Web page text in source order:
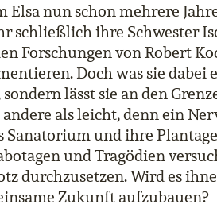
Elsa nun schon mehrere
schließlich ihre Schwester
Forschungen von Robert
Doch was sie
lässt sie an den
andere als leicht, denn ein
Sanatorium und ihre
und Tragödien
durchzusetzen. Wird es
Zukunft aufzubauen?